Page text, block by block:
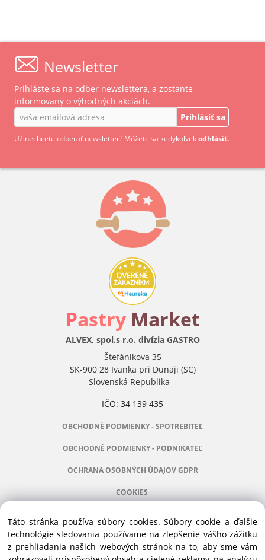
Newsletter
Prihláste sa na odber newslettera, a zostante
informovaný o výhodných akciách.
Prihlásiť sa
Už nechcete odberať newsletter? Môžete sa kedykoľvekodhlásiť.
Pastry Market
ALVEX, spol.s r.o. divízia GASTRO
Štefánikova 35
SK-900 28 Ivanka pri Dunaji (SC)
Slovenská Republika
IČO: 34 139 435
OBCHODNÉ PODMIENKY - SPOTREBITEĽ
OBCHODNÉ PODMIENKY - PODNIKATEĽ
OCHRANA OSOBNÝCH ÚDAJOV GDPR
COOKIES
Manažér:+421 911 031 991
Táto stránka používa súbory cookies. Súbory cookie a ďalšie
technológie sledovania používame na zlepšenie vášho zážitku
z prehliadania našich webových stránok na to, aby sme vám